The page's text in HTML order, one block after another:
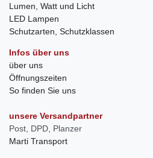
Lumen, Watt und Licht
LED Lampen
Schutzarten, Schutzklassen
Infos über uns
über uns
Öffnungszeiten
So finden Sie uns
unsere Versandpartner
Post, DPD, Planzer
Marti Transport